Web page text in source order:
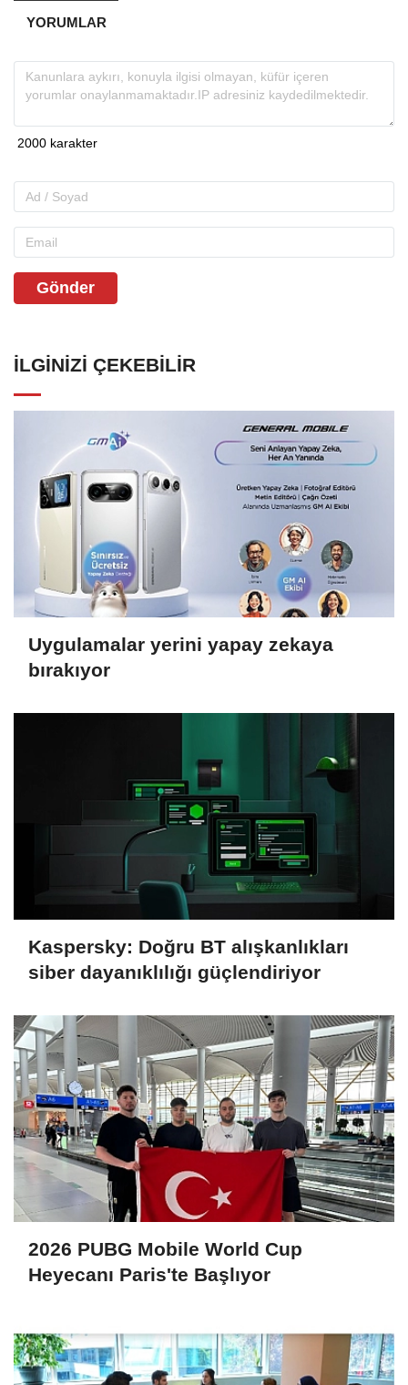
YORUMLAR
Gönder
İLGINIZI ÇEKEBILIR
Uygulamalar yerini yapay zekaya
bırakıyor
Kaspersky: Doğru BT alışkanlıkları
siber dayanıklılığı güçlendiriyor
2026 PUBG Mobile World Cup
Heyecanı Paris'te Başlıyor